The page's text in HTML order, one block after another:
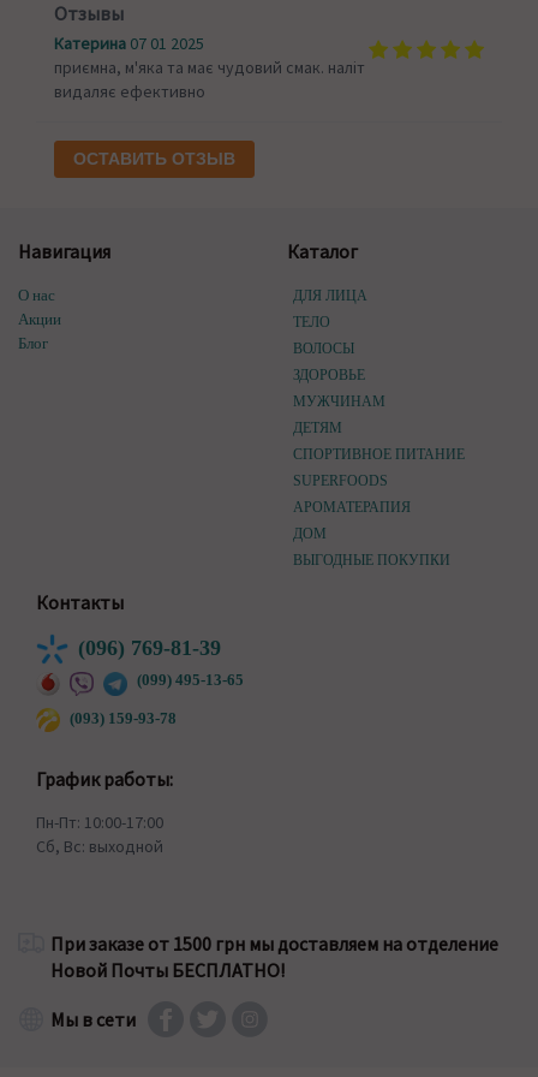
Отзывы
Катерина 07 01 2025
приємна, м'яка та має чудовий смак. наліт
видаляє ефективно
ОСТАВИТЬ ОТЗЫВ
Навигация
О нас
Акции
Блог
Каталог
ДЛЯ ЛИЦА
ТЕЛО
ВОЛОСЫ
ЗДОРОВЬЕ
МУЖЧИНАМ
ДЕТЯМ
СПОРТИВНОЕ ПИТАНИЕ
SUPERFOODS
АРОМАТЕРАПИЯ
ДОМ
ВЫГОДНЫЕ ПОКУПКИ
Контакты
(096) 769-81-39
(099) 495-13-65
(093) 159-93-78
График работы:
Пн-Пт: 10:00-17:00
Сб, Вс: выходной
При заказе от 1500 грн мы доставляем на отделение
Новой Почты БЕСПЛАТНО!
Мы в сети